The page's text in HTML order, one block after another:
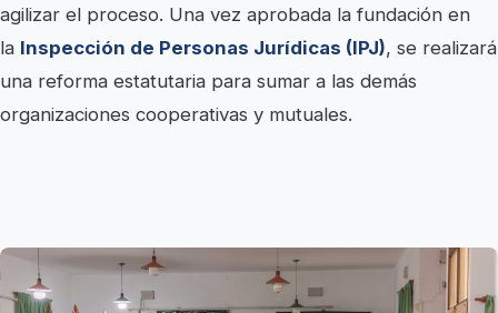
agilizar el proceso. Una vez aprobada la fundación en
la Inspección de Personas Jurídicas (IPJ), se realizará
una reforma estatutaria para sumar a las demás
organizaciones cooperativas y mutuales.